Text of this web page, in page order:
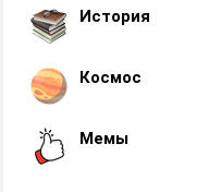
История
Космос
Мемы